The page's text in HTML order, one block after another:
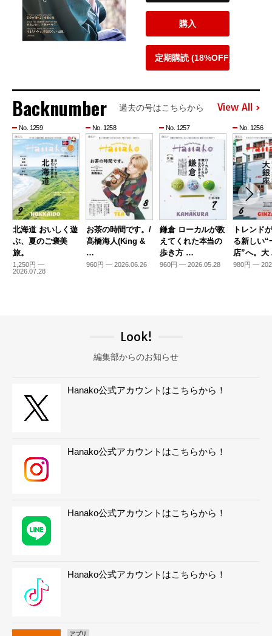
購入
定期購読 (18%OFF)
Backnumber 過去の号はこちらから View All
No. 1259
北海道 おいしく遊
ぶ、夏のご褒美
旅。
1,250円 —
2026.07.28
No. 1258
お茶の時間です。/
髙橋海人(King &
…
960円 — 2026.06.26
No. 1257
鎌倉 ローカルが教
えてくれた本当の
歩き方 …
960円 — 2026.05.28
No. 1256
トレンド
る新しい“
店”へ。
980円 —
Look!
編集部からのお知らせ
Hanako公式アカウントはこちらから！
Hanako公式アカウントはこちらから！
Hanako公式アカウントはこちらから！
Hanako公式アカウントはこちらから！
アプリ